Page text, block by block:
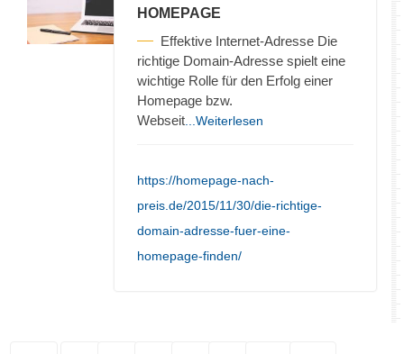
HOMEPAGE
Effektive Internet-Adresse Die
richtige Domain-Adresse spielt eine
wichtige Rolle für den Erfolg einer
Homepage bzw.
Webseit ...Weiterlesen
https://homepage-nach-
preis.de/2015/11/30/die-richtige-
domain-adresse-fuer-eine-
homepage-finden/